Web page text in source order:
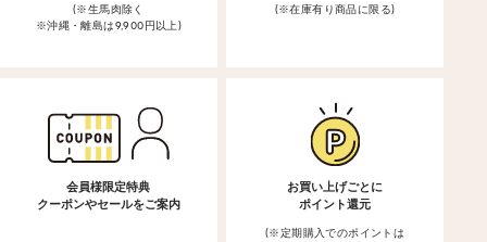
(※生馬肉除く
※沖縄・離島は9,900円以上)
(※在庫有り商品に限る)
会員様限定特典
クーポンやセールをご案内
お買い上げごとに
ポイント還元
(※定期購入でのポイントは